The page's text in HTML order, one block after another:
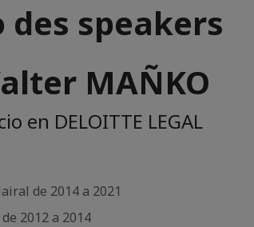
des speakers
MAÑKO
en DELOITTE LEGAL
de 2014 a 2021
2012 a 2014